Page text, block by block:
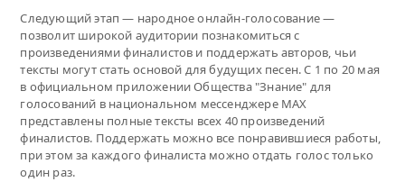
Следующий этап — народное онлайн-голосование —
позволит широкой аудитории познакомиться с
произведениями финалистов и поддержать авторов, чьи
тексты могут стать основой для будущих песен. С 1 по 20 мая
в официальном приложении Общества "Знание" для
голосований в национальном мессенджере MAX
представлены полные тексты всех 40 произведений
финалистов. Поддержать можно все понравившиеся работы,
при этом за каждого финалиста можно отдать голос только
один раз.